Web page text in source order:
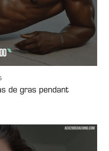
de gras pendant